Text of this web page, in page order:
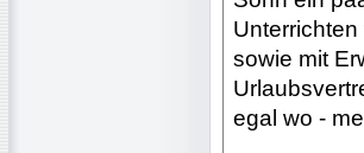
sowie mit
egal wo -